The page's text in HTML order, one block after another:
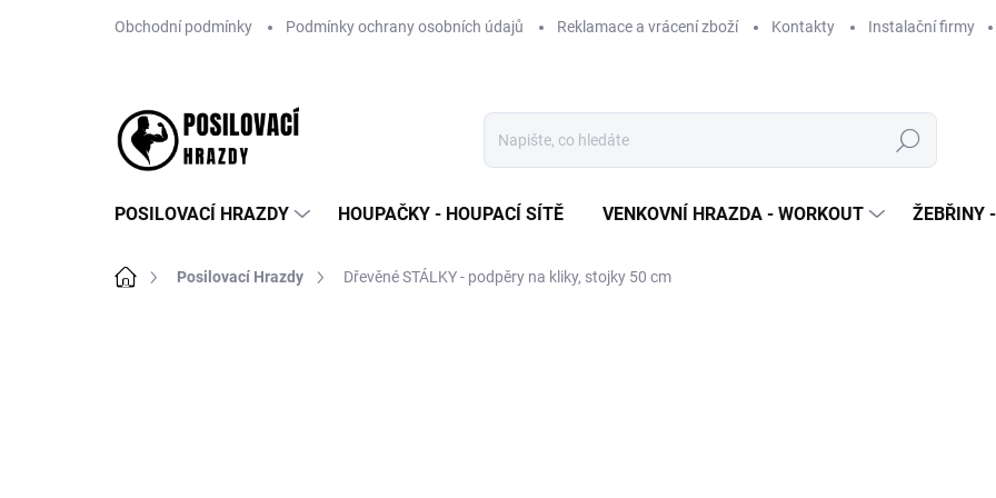
Obchodní podmínky Podmínky ochrany osobních údajů Reklamace a vrácení zboží Kontakty Instalační firmy
Hledat
POSILOVACÍ HRAZDY HOUPAČKY - HOUPACÍ SÍTĚ VENKOVNÍ HRAZDA - WORKOUT ŽEBŘINY
Domů Posilovací Hrazdy Dřevěné STÁLKY - podpěry na kliky, stojky 50 cm